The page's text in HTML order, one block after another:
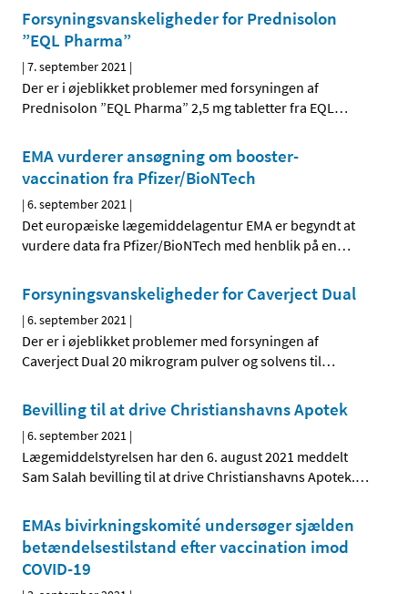
Forsyningsvanskeligheder for Prednisolon
”EQL Pharma”
|7. september 2021 |
Der er i øjeblikket problemer med forsyningen af
Prednisolon ”EQL Pharma” 2,5 mg tabletter fra EQL…
EMA vurderer ansøgning om booster-
vaccination fra Pfizer/BioNTech
|6. september 2021 |
Det europæiske lægemiddelagentur EMA er begyndt at
vurdere data fra Pfizer/BioNTech med henblik på en…
Forsyningsvanskeligheder for Caverject Dual
|6. september 2021 |
Der er i øjeblikket problemer med forsyningen af
Caverject Dual 20 mikrogram pulver og solvens til…
Bevilling til at drive Christianshavns Apotek
|6. september 2021 |
Lægemiddelstyrelsen har den 6. august 2021 meddelt
Sam Salah bevilling til at drive Christianshavns Apotek.…
EMAs bivirkningskomité undersøger sjælden
betændelsestilstand efter vaccination imod
COVID-19